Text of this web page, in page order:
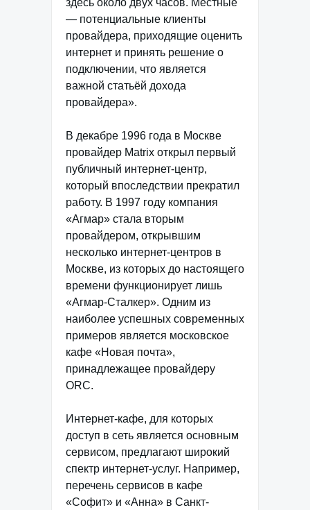
здесь около двух часов. Местные
— потенциальные клиенты
провайдера, приходящие оценить
интернет и принять решение о
подключении, что является
важной статьёй дохода
провайдера».
В декабре 1996 года в Москве
провайдер Matrix открыл первый
публичный интернет-центр,
который впоследствии прекратил
работу. В 1997 году компания
«Агмар» стала вторым
провайдером, открывшим
несколько интернет-центров в
Москве, из которых до настоящего
времени функционирует лишь
«Агмар-Сталкер». Одним из
наиболее успешных современных
примеров является московское
кафе «Новая почта»,
принадлежащее провайдеру
ORC.
Интернет-кафе, для которых
доступ в сеть является основным
сервисом, предлагают широкий
спектр интернет-услуг. Например,
перечень сервисов в кафе
«Софит» и «Анна» в Санкт-